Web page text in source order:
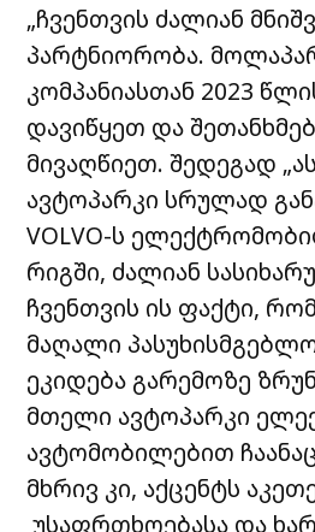
„ჩვენთვის ძალიან
პარტნიორობა.
კომპანიასთან 2023
დავიწყეთ დაშ
მივაღწიეთ. შედეგად
ავტოპარკი სრულად
VOLVO-ს
რიგში, ძალიან
ჩვენთვის ის ფაქტი,
მაღალი
ეკიდება გარემოზე
მთელი ავტოპარკი
ავტომობილებით ჩაა
მხრივ კი, აქცენტს აკე
უსაფრთხოებასა და